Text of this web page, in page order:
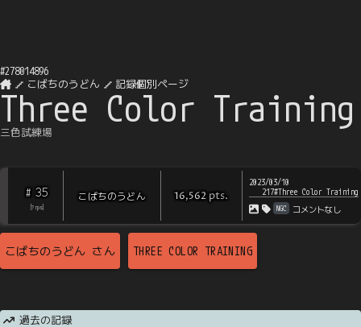
#278014896
こばちのうどん
記録個別ページ
Three Color Training
三色試練場
# 35
? rps]
こばちのうどん 16,562 pts.
2023/03/10
217#Three Color Training
NGC コメントなし
こばちのうどん さん THREE COLOR TRAINING
過去の記録